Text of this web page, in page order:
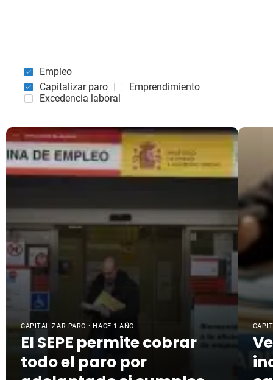
Empleo
Capitalizar paro
Emprendimiento
Excedencia laboral
CAPITALIZAR PARO · HACE 1 AÑO
El SEPE permite cobrar
todo el paro por